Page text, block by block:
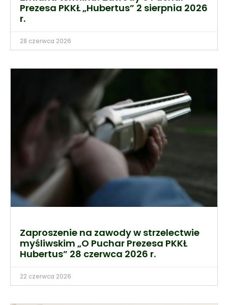
Prezesa PKKŁ „Hubertus” 2 sierpnia 2026
r.
28 czerwca 2026
Zaproszenie na zawody w strzelectwie
myśliwskim „O Puchar Prezesa PKKŁ
Hubertus” 28 czerwca 2026 r.
22 czerwca 2026